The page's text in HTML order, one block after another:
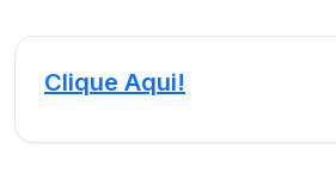
Clique Aqui!